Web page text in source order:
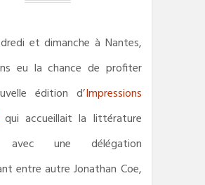
et dimanche à Nantes,
eu la chance de profiter
édition d’Impressions
accueillait la littérature
avec une délégation
entre autre Jonathan Coe,